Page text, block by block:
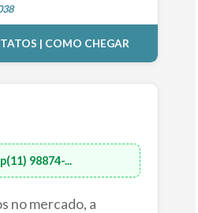
| COMO CHEGAR
(11) 98874-...
no mercado, a